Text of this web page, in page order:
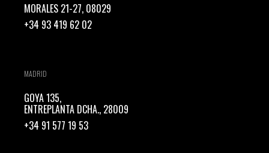
MORALES 21-27, 08029
+34 93 419 62 02
MADRID
GOYA 135,
ENTREPLANTA DCHA., 28009
+34 91 577 19 53